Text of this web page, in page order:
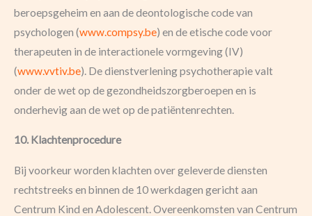
beroepsgeheim en aan de deontologische code van
psychologen (www.compsy.be) en de etische code voor
therapeuten in de interactionele vormgeving (IV)
(www.vvtiv.be). De dienstverlening psychotherapie valt
onder de wet op de gezondheidszorgberoepen en is
onderhevig aan de wet op de patiëntenrechten.
10. Klachtenprocedure
Bij voorkeur worden klachten over geleverde diensten
rechtstreeks en binnen de 10 werkdagen gericht aan
Centrum Kind en Adolescent. Overeenkomsten van Centrum